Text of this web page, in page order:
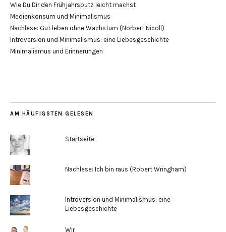
Wie Du Dir den Frühjahrsputz leicht machst
Medienkonsum und Minimalismus
Nachlese: Gut leben ohne Wachstum (Norbert Nicoll)
Introversion und Minimalismus: eine Liebesgeschichte
Minimalismus und Erinnerungen
AM HÄUFIGSTEN GELESEN
Startseite
Nachlese: Ich bin raus (Robert Wringham)
Introversion und Minimalismus: eine
Liebesgeschichte
Wir